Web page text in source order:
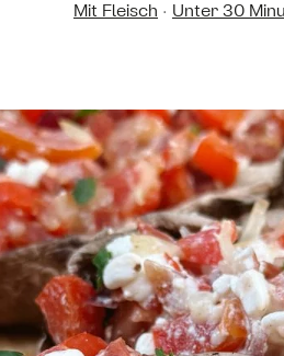
Mit Fleisch · Unter 30